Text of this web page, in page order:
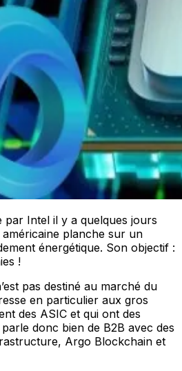
par Intel il y a quelques jours
américaine planche sur un
énergétique. Son objectif :
!
pas destiné au marché du
en particulier aux gros
des ASIC et qui ont des
donc bien de B2B avec des
Argo Blockchain et